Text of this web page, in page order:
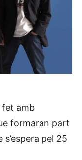
fet amb
formaran part
pel 25